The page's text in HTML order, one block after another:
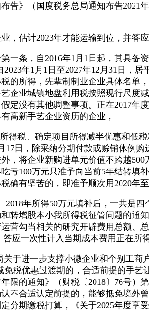
告》（国度税务总局通知布告2021
估计2023年才能运输到位，并答应
条，自2016年1月1日起，其具备
年1月1日至2027年12月31日，
的所得，先辈制制业企业具体名单
企业城镇地盘利用税按照现行尺度
定没有其他调整事项。正在2017年
高新手艺企业资历的企业，
税。确定项目所得减半优惠和低税
17日，除采纳分期付款或赊销体例
，将企业新购进单元价值不跨越
亏100万元只准予向当前5年结转填
确有坚苦的，即准予顺次用2020年至
年所得50万元填补后，一共是四
和转增股本小我所得税征管问题的
营勾当相关的研究开辟费用总额、
答应一次性计入当期成本费用正在所
进一步支撑小微企业和个别工商户
免税优惠过渡期的，合适前提的手
限的通知》（财税〔2018〕76号
不合适认定前提的，能够抵免境外
分期缴税打算，《关于2025年度享